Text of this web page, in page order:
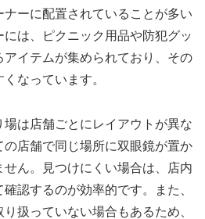
ーに配置されていることが多い
は、ピクニック用品や防犯グッ
アイテムが集められており、その
なっています。
は店舗ごとにレイアウトが異な
の店舗で同じ場所に双眼鏡が置か
ん。見つけにくい場合は、店内
認するのが効率的です。また、
扱っていない場合もあるため、